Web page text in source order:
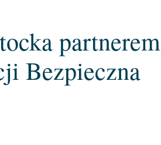
partnerem
Bezpieczna